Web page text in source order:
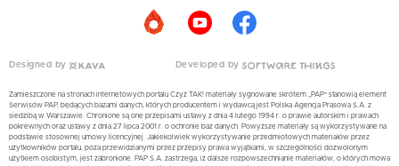
Designed by Developed by
Zamieszczone na stronach internetowych portalu Czyż TAK! materiały sygnowane skrótem „PAP” stanowią element
Serwisów PAP, będących bazami danych, których producentem i wydawcą jest Polska Agencja Prasowa S.A. z
siedzibą w Warszawie. Chronione są one przepisami ustawy z dnia 4 lutego 1994 r. o prawie autorskim i prawach
pokrewnych oraz ustawy z dnia 27 lipca 2001 r. o ochronie baz danych. Powyższe materiały są wykorzystywane na
podstawie stosownej umowy licencyjnej. Jakiekolwiek wykorzystywanie przedmiotowych materiałów przez
użytkowników portalu, poza przewidzianymi przez przepisy prawa wyjątkami, w szczególności dozwolonym
użytkiem osobistym, jest zabronione. PAP S.A. zastrzega, iż dalsze rozpowszechnianie materiałów, o których mowa